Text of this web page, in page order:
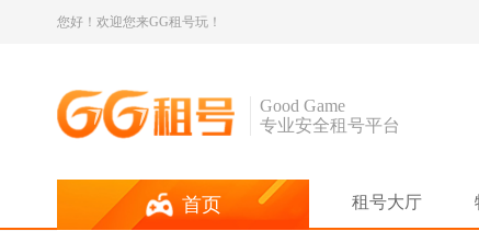
您好！欢迎您来GG租号玩！
Good Game
专业安全租号平台
首页 租号大厅